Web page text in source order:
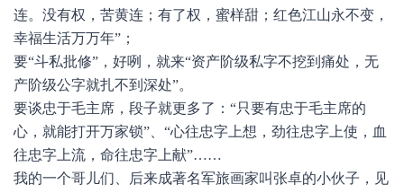
连。没有权，苦黄连；有了权，蜜样甜；红色江山永不变，
幸福生活万万年”；
要“斗私批修”，好咧，就来“资产阶级私字不挖到痛处，无
产阶级公字就扎不到深处”。
要谈忠于毛主席，段子就更多了：“只要有忠于毛主席的
心，就能打开万家锁”、“心往忠字上想，劲往忠字上使，血
往忠字上流，命往忠字上献”……
我的一个哥儿们、后来成著名军旅画家叫张卓的小伙子，见